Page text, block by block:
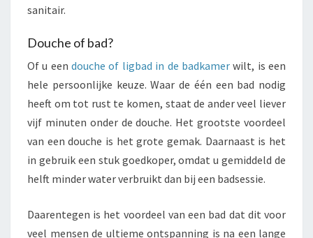
sanitair.
Douche of bad?
Of u eendouche of ligbad in de badkamerwilt, is een
hele persoonlijke keuze. Waar de één een bad nodig
heeft om tot rust te komen, staat de ander veel liever
vijf minuten onder de douche. Het grootste voordeel
van een douche is het grote gemak. Daarnaast is het
in gebruik een stuk goedkoper, omdat u gemiddeld de
helft minder water verbruikt dan bij een badsessie.
Daarentegen is het voordeel van een bad dat dit voor
veel mensen de ultieme ontspanning is na een lange